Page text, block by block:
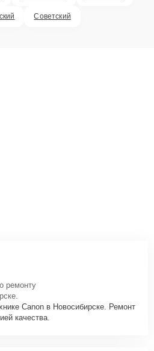
Советский
ремонту
Canon в Новосибирске. Ремонт
качества.